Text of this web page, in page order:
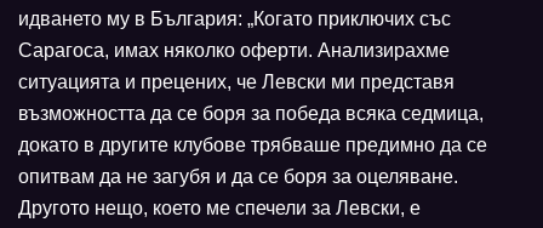
идването му в България: „Когато приключих със
Сарагоса, имах няколко оферти. Анализирахме
ситуацията и прецених, че Левски ми представя
възможността да се боря за победа всяка седмица,
докато в другите клубове трябваше предимно да се
опитвам да не загубя и да се боря за оцеляване.
Другото нещо, което ме спечели за Левски, е